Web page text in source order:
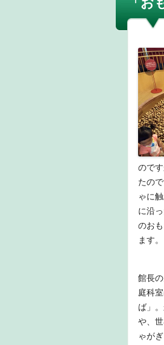
ので
たの
ゃに
に沿
のお
ます。
館長
庭科
ば」
や、
ゃが